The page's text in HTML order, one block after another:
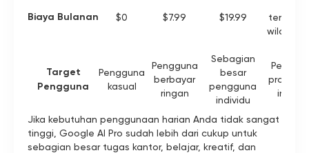
Biaya Bulanan $0 $7.99 $19.99
wilayah
Target
Pengguna
Pengguna
kasual
Pengguna
berbayar
ringan
Sebagian
besar
pengguna
individu
Jika kebutuhan penggunaan harian Anda tidak sangat
tinggi, Google AI Pro sudah lebih dari cukup untuk
sebagian besar tugas kantor, belajar, kreatif, dan